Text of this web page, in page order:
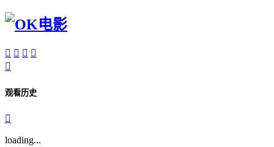
   

观看历史

loading...